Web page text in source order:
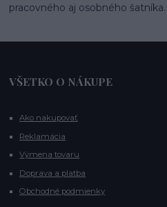
pracovného aj osobného šatníka.
VŠETKO O NÁKUPE
Ako nakupovať
Reklamácia
Výmena tovaru
Doprava a platba
Obchodné podmienky